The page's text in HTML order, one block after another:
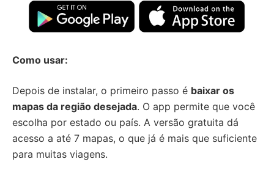
Como usar:
Depois de instalar, o primeiro passo é baixar os
mapas da região desejada. O app permite que você
escolha por estado ou país. A versão gratuita dá
acesso a até 7 mapas, o que já é mais que suficiente
para muitas viagens.